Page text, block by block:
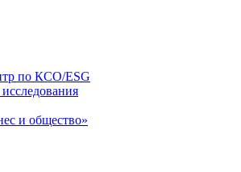
по КСО/ESG
и общество»